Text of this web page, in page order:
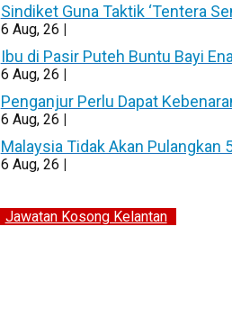
Sindiket Guna Taktik ‘Tentera
6 Aug, 26 |
Ibu di Pasir Puteh Buntu Bayi
6 Aug, 26 |
Penganjur Perlu Dapat
6 Aug, 26 |
Malaysia Tidak Akan Pulangkan
6 Aug, 26 |
Jawatan Kosong Kelantan